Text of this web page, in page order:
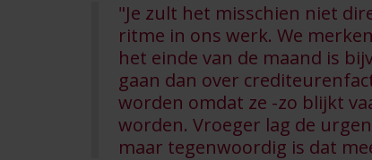
"Je zult het misschien niet
ritme in ons werk. We
het einde van de maand is
gaan dan over
worden omdat ze -zo blijkt
worden. Vroeger lag de
maar tegenwoordig is dat